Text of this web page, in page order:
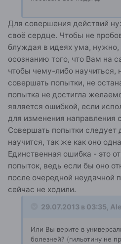
Для совершения действий
своё сердце. Чтобы не
блуждая в идеях ума, нужно,
осознанию того, что Вам на
чтобы чему-либо научиться,
совершать попытки, не
попытка не достигла
является ошибкой, если
для изменения направления
Совершать попытки следует
научится, так же как оно
Единственная ошибка - это
попыток, ведь если бы оно
после очередной неудачной
сейчас не ходили.
29.07.2013 в 03:35,
Или Вы верите в
болезней? (гильотину не